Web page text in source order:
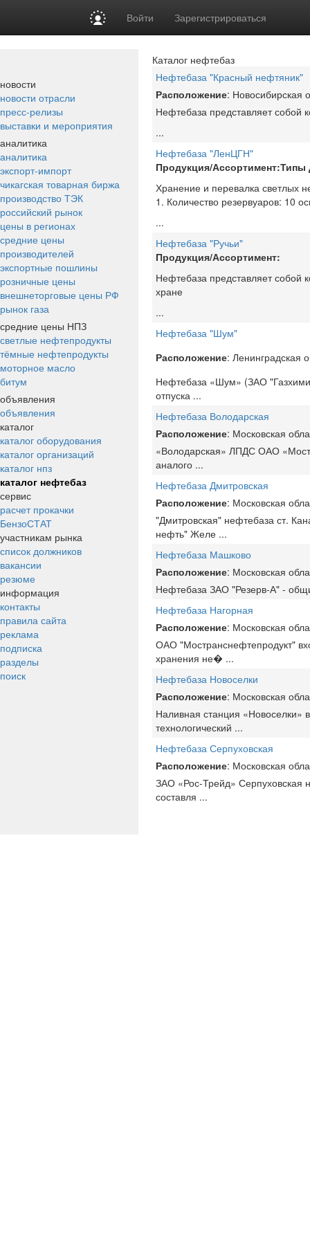
Войти Зарегистрироваться
новости
новости отрасли
пресс-релизы
выставки и мероприятия
аналитика
аналитика
экспорт-импорт
чикагская товарная биржа
производство ТЭК
российский рынок
цены в регионах
средние цены
производителей
экспортные пошлины
розничные цены
внешнеторговые цены РФ
рынок газа
средние цены НПЗ
светлые нефтепродукты
тёмные нефтепродукты
моторное масло
битум
объявления
объявления
каталог
каталог оборудования
каталог организаций
каталог нпз
каталог нефтебаз
сервис
расчет прокачки
БензоСТАТ
участникам рынка
список должников
вакансии
резюме
информация
контакты
правила сайта
реклама
подписка
разделы
поиск
Каталог нефтебаз
Нефтебаза "Красный нефтяник"
Расположение: Новосибирская
Нефтебаза представляет собой
...
Нефтебаза "ЛенЦГН"
Продукция/Ассортимент:Типы
Хранение и перевалка светлых
1. Количество резервуаров: 10
...
Нефтебаза "Ручьи"
Продукция/Ассортимент:
Нефтебаза представляет собой
хране
...
Нефтебаза "Шум"
Расположение: Ленинградская
Нефтебаза «Шум» (ЗАО
отпуска ...
Нефтебаза Володарская
Расположение: Московская
«Володарская» ЛПДС ОАО
аналого ...
Нефтебаза Дмитровская
Расположение: Московская
"Дмитровская" нефтебаза ст.
нефть" Желе ...
Нефтебаза Машково
Расположение: Московская
Нефтебаза ЗАО "Резерв-А" -
Нефтебаза Нагорная
Расположение: Московская
ОАО "Мостранснефтепродукт"
хранения не� ...
Нефтебаза Новоселки
Расположение: Московская
Наливная станция «Новоселки»
технологический ...
Нефтебаза Серпуховская
Расположение: Московская
ЗАО «Рос-Трейд» Серпуховская
составля ...